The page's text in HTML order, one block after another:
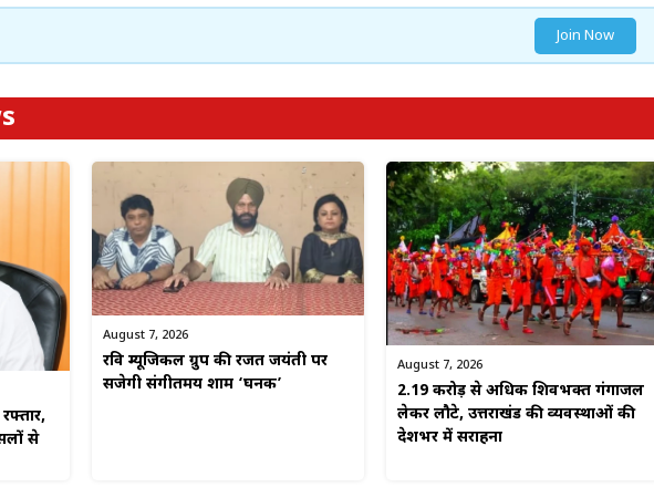
Join Now
से
August 7, 2026
रवि म्यूजिकल ग्रुप की रजत जयंती पर
सजेगी संगीतमय शाम ‘घनक’
August 7, 2026
2.19 करोड़ से अधिक शिवभक्त गंगाजल
लेकर लौटे, उत्तराखंड की व्यवस्थाओं की
देशभर में सराहना